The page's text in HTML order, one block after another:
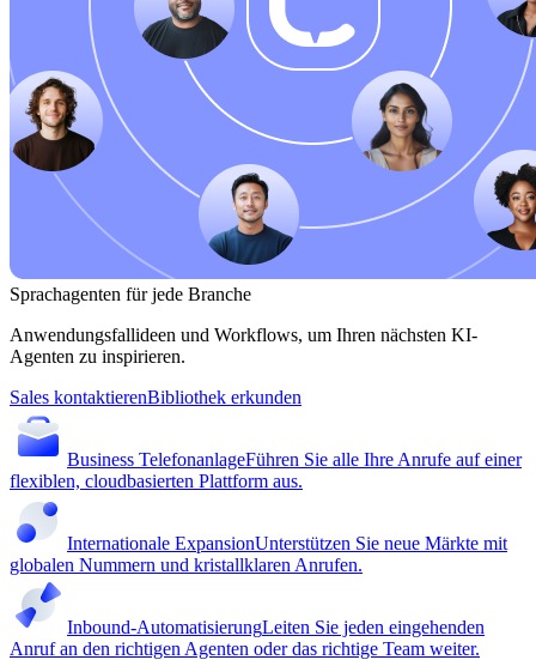
Sprachagenten für jede Branche
Anwendungsfallideen und Workflows, um Ihren nächsten KI-
Agenten zu inspirieren.
Sales kontaktierenBibliothek erkunden
Business TelefonanlageFühren Sie alle Ihre Anrufe auf einer
flexiblen, cloudbasierten Plattform aus.
Internationale ExpansionUnterstützen Sie neue Märkte mit
globalen Nummern und kristallklaren Anrufen.
Inbound-AutomatisierungLeiten Sie jeden eingehenden
Anruf an den richtigen Agenten oder das richtige Team weiter.